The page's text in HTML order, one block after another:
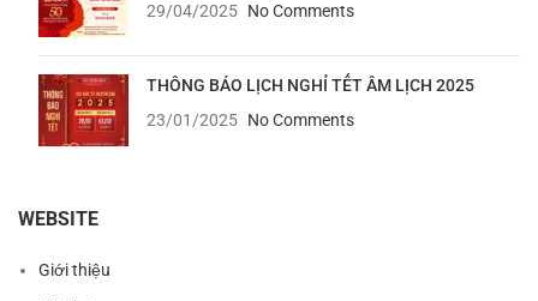
29/04/2025 No Comments
THÔNG BÁO LỊCH NGHỈ TẾT ÂM LỊCH 2025
23/01/2025 No Comments
WEBSITE
Giới thiệu